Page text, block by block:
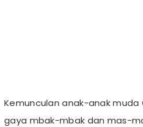
Kemunculan anak-anak
gaya mbak-mbak dan mas-